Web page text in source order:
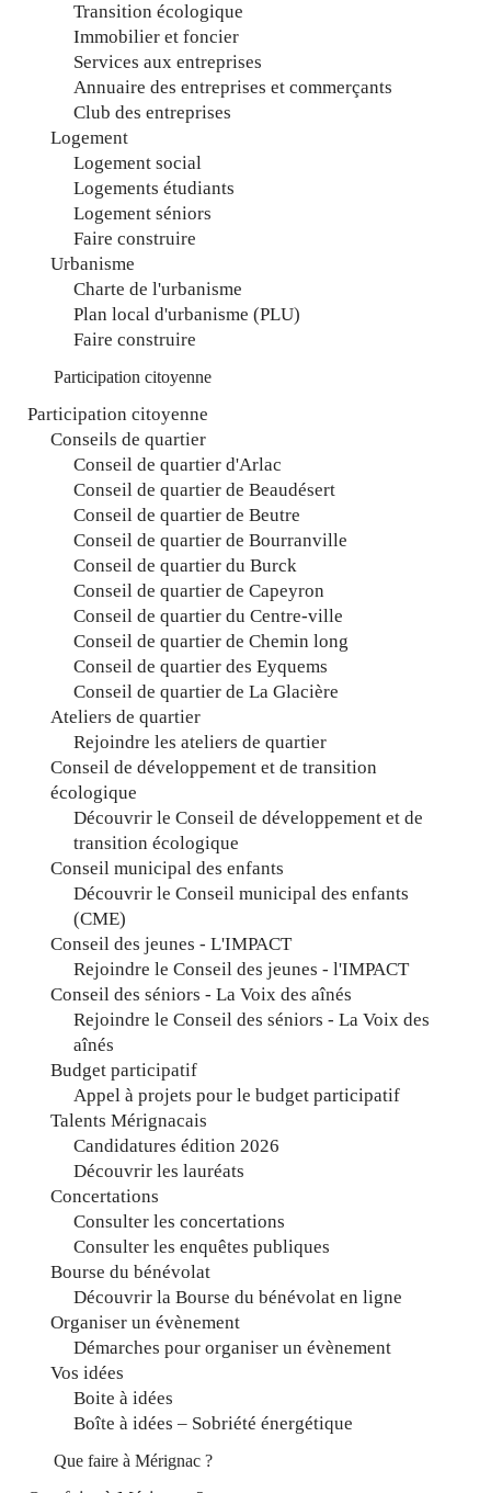
Transition écologique
Immobilier et foncier
Services aux entreprises
Annuaire des entreprises et commerçants
Club des entreprises
Logement
Logement social
Logements étudiants
Logement séniors
Faire construire
Urbanisme
Charte de l'urbanisme
Plan local d'urbanisme (PLU)
Faire construire
Participation citoyenne
Participation citoyenne
Conseils de quartier
Conseil de quartier d'Arlac
Conseil de quartier de Beaudésert
Conseil de quartier de Beutre
Conseil de quartier de Bourranville
Conseil de quartier du Burck
Conseil de quartier de Capeyron
Conseil de quartier du Centre-ville
Conseil de quartier de Chemin long
Conseil de quartier des Eyquems
Conseil de quartier de La Glacière
Ateliers de quartier
Rejoindre les ateliers de quartier
Conseil de développement et de transition
écologique
Découvrir le Conseil de développement et de
transition écologique
Conseil municipal des enfants
Découvrir le Conseil municipal des enfants
(CME)
Conseil des jeunes - L'IMPACT
Rejoindre le Conseil des jeunes - l'IMPACT
Conseil des séniors - La Voix des aînés
Rejoindre le Conseil des séniors - La Voix des
aînés
Budget participatif
Appel à projets pour le budget participatif
Talents Mérignacais
Candidatures édition 2026
Découvrir les lauréats
Concertations
Consulter les concertations
Consulter les enquêtes publiques
Bourse du bénévolat
Découvrir la Bourse du bénévolat en ligne
Organiser un évènement
Démarches pour organiser un évènement
Vos idées
Boite à idées
Boîte à idées – Sobriété énergétique
Que faire à Mérignac ?